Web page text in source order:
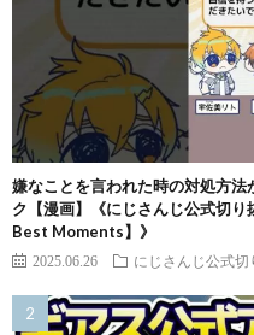
嫌なことを言われた時の対処方
ク【漫画】《にじさんじ公式切
Best Moments】》
2025.06.26 にじさんじ公式